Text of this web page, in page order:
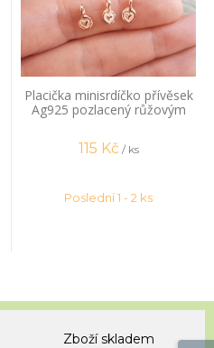
Placička minisrdíčko přívěsek
Ag925 pozlacený růžovým
zlatem
115 Kč / ks
Poslední 1 - 2 ks
Zboží skladem